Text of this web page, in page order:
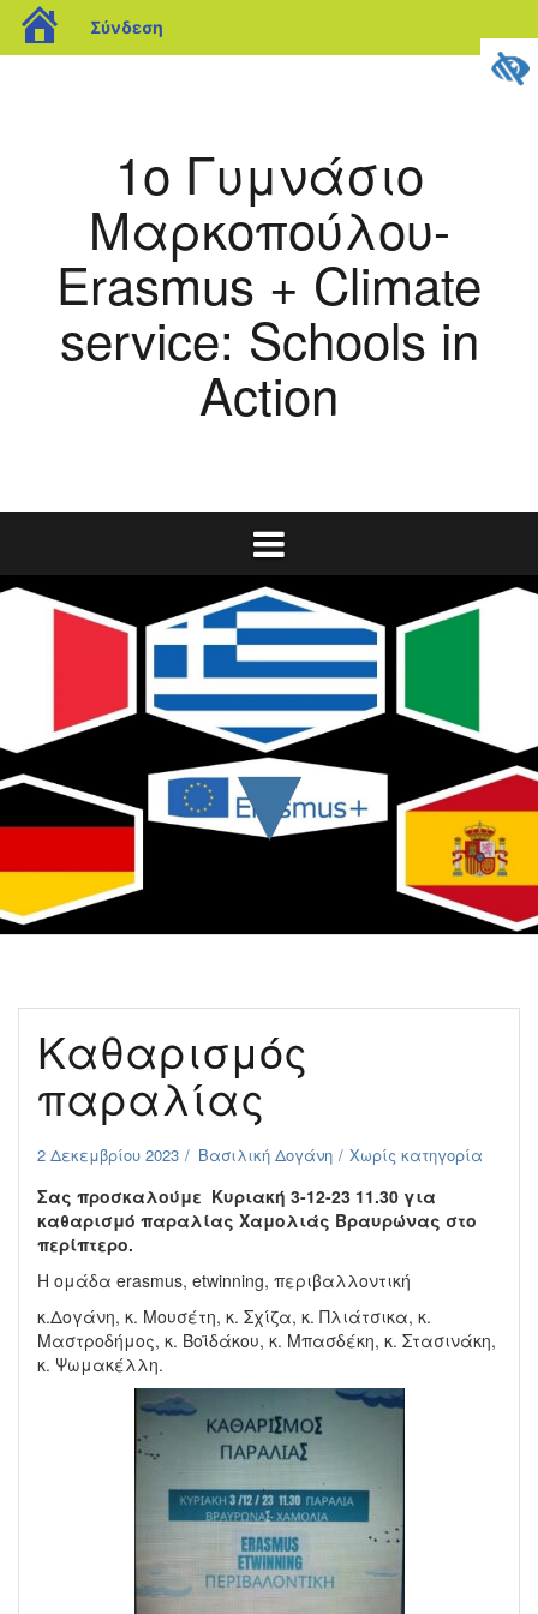
blogs.sch.gr
Σύνδεση
1ο Γυμνάσιο
Μαρκοπούλου-
Erasmus + Climate
service: Schools in
Action
▼
Καθαρισμός
παραλίας
2 Δεκεμβρίου 2023 Βασιλική Δογάνη Χωρίς κατηγορία
Σας προσκαλούμε Κυριακή 3-12-23 11.30 για
καθαρισμό παραλίας Χαμολιάς Βραυρώνας στο
περίπτερο.
Η ομάδα erasmus, etwinning, περιβαλλοντική
κ.Δογάνη, κ. Μουσέτη, κ. Σχίζα, κ. Πλιάτσικα, κ.
Μαστροδήμος, κ. Βοϊδάκου, κ. Μπασδέκη, κ. Στασινάκη,
κ. Ψωμακέλλη.